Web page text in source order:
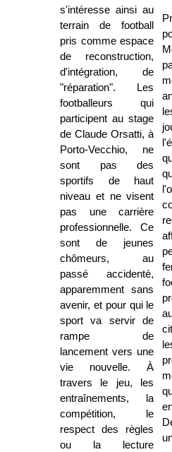
s'intéresse ainsi au
terrain de football
pris comme espace
de reconstruction,
d'intégration, de
"réparation". Les
footballeurs qui
participent au stage
de Claude Orsatti, à
Porto-Vecchio, ne
sont pas des
sportifs de haut
niveau et ne visent
pas une carrière
professionnelle. Ce
sont de jeunes
chômeurs, au
passé accidenté,
apparemment sans
avenir, et pour qui le
sport va servir de
rampe de
lancement vers une
vie nouvelle. À
travers le jeu, les
entraînements, la
compétition,
le
respect des règles
ou la lecture